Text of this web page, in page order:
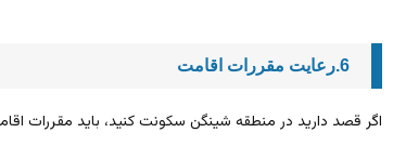
6.رعایت مقررات اقامت
اگر قصد دارید در منطقه شینگن سکونت کنید، باید مقررات